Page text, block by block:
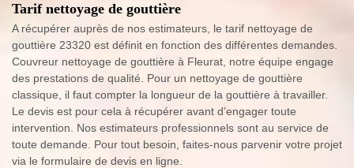
Tarif nettoyage de gouttière
A récupérer auprès de nos estimateurs, le tarif nettoyage de
gouttière 23320 est définit en fonction des différentes demandes.
Couvreur nettoyage de gouttière à Fleurat, notre équipe engage
des prestations de qualité. Pour un nettoyage de gouttière
classique, il faut compter la longueur de la gouttière à travailler.
Le devis est pour cela à récupérer avant d’engager toute
intervention. Nos estimateurs professionnels sont au service de
toute demande. Pour tout besoin, faites-nous parvenir votre projet
via le formulaire de devis en ligne.